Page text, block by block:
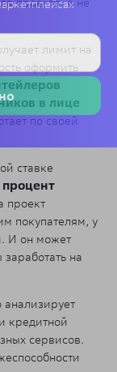
лимит на
оформить
в лице
по своей
ставке
проект
покупателям, у
И он может
на
кредитной
сервисов.